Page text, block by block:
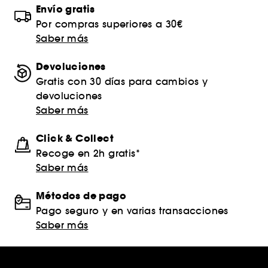
Envío gratis
Por compras superiores a 30€
Saber más
Devoluciones
Gratis con 30 días para cambios y
devoluciones
Saber más
Click & Collect
Recoge en 2h gratis*
Saber más
Métodos de pago
Pago seguro y en varias transacciones
Saber más